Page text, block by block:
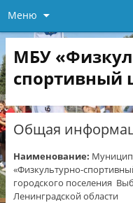
Меню
МБУ
спортивный
Общая
Наименование:
«Физкультурно-
городского поселения
Ленинградской области